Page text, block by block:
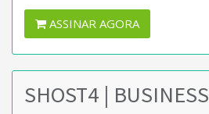
ASSINAR AGORA
SHOST4 | BUSINESS